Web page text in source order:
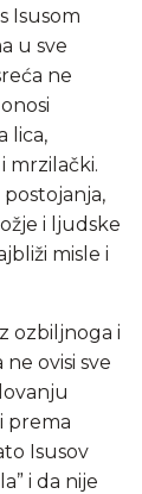
Isusom
u sve
ne
lica,
mrzilački.
i ljudske
misle i
ozbiljnoga i
ovisi sve
prema
Isusov
i da nije